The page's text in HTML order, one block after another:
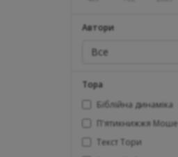
Автори
Все
Тора
Біблійна динаміка
П'ятикнижжя Моше
Текст Тори